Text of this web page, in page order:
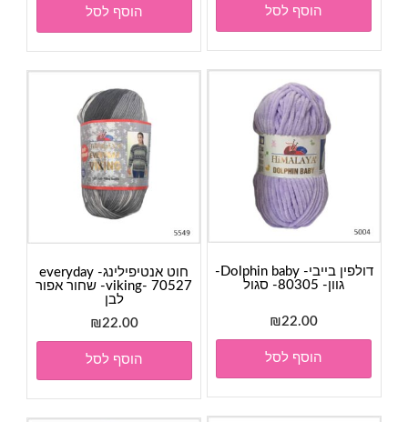
הוסף לסל הוסף לסל
דולפין בייבי- Dolphin baby-
גוון- 80305- סגול
₪22.00
הוסף לסל
חוט אנטיפילינג- everyday
viking- 70527- שחור אפור
לבן
₪22.00
הוסף לסל